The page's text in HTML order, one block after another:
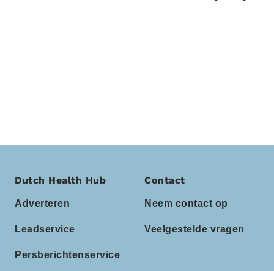
Dutch Health Hub
Adverteren
Leadservice
Persberichtenservice
Contact
Neem contact op
Veelgestelde vragen